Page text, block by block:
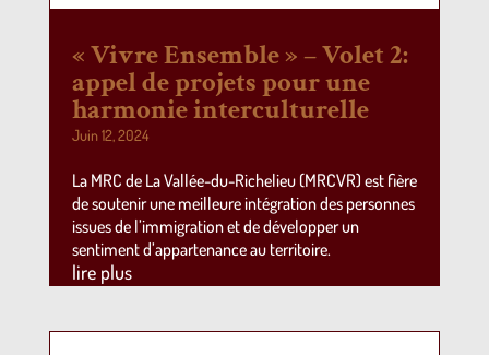
« Vivre Ensemble » – Volet 2:
appel de projets pour une
harmonie interculturelle
Juin 12, 2024
La MRC de La Vallée-du-Richelieu (MRCVR) est fière
de soutenir une meilleure intégration des personnes
issues de l’immigration et de développer un
sentiment d’appartenance au territoire.
lire plus